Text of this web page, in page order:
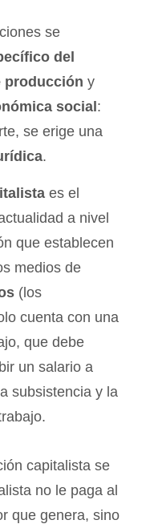
se
del
producción y
social :
se erige una
.
es el
a nivel
que establecen
medios de
(los
cuenta con una
que debe
un salario a
subsistencia y la
capitalista se
no le paga al
que genera, sino